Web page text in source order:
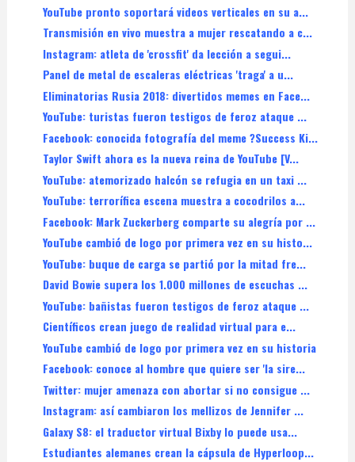
YouTube pronto soportará videos verticales en su a...
Transmisión en vivo muestra a mujer rescatando a c...
Instagram: atleta de 'crossfit' da lección a segui...
Panel de metal de escaleras eléctricas 'traga' a u...
Eliminatorias Rusia 2018: divertidos memes en Face...
YouTube: turistas fueron testigos de feroz ataque ...
Facebook: conocida fotografía del meme ?Success Ki...
Taylor Swift ahora es la nueva reina de YouTube [V...
YouTube: atemorizado halcón se refugia en un taxi ...
YouTube: terrorífica escena muestra a cocodrilos a...
Facebook: Mark Zuckerberg comparte su alegría por ...
YouTube cambió de logo por primera vez en su histo...
YouTube: buque de carga se partió por la mitad fre...
David Bowie supera los 1.000 millones de escuchas ...
YouTube: bañistas fueron testigos de feroz ataque ...
Científicos crean juego de realidad virtual para e...
YouTube cambió de logo por primera vez en su historia
Facebook: conoce al hombre que quiere ser 'la sire...
Twitter: mujer amenaza con abortar si no consigue ...
Instagram: así cambiaron los mellizos de Jennifer ...
Galaxy S8: el traductor virtual Bixby lo puede usa...
Estudiantes alemanes crean la cápsula de Hyperloop...